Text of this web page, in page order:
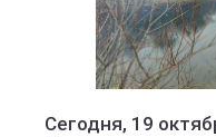
Сегодня, 19